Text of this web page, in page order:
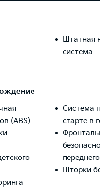
Штатная
система
(ABS)
Система
старте в
Шторки